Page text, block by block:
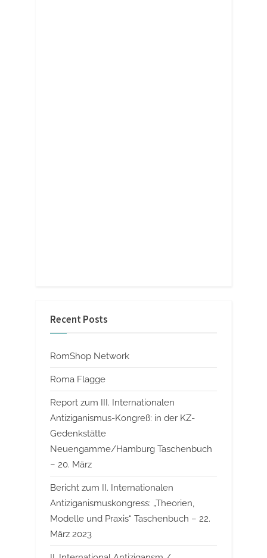
Recent Posts
RomShop Network
Roma Flagge
Report zum III. Internationalen
Antiziganismus-Kongreß: in der KZ-
Gedenkstätte
Neuengamme/Hamburg Taschenbuch
– 20. März
Bericht zum II. Internationalen
Antiziganismuskongress: „Theorien,
Modelle und Praxis“ Taschenbuch – 22.
März 2023